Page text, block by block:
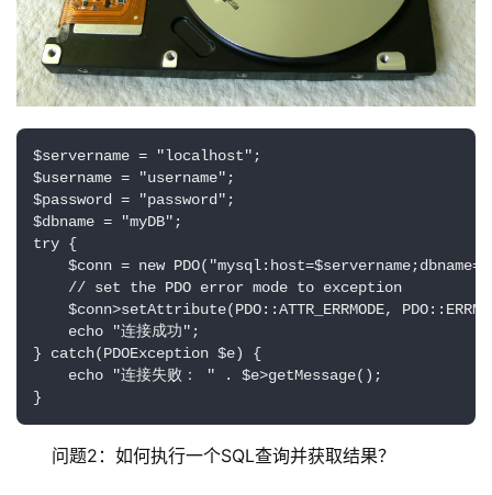
维
$servername = "localhost";
$username = "username";
$password = "password";
$dbname = "myDB";
try {
$conn = new
    // set the PDO error mode to exception
$conn>setAttribute(PDO::ATTR_ERRMODE,
    echo "连接成功";
} catch(PDOException $e) {
    echo "连接失败： " . $e>getMessage();
问题2：如何执行一个SQL查询并获取结果？